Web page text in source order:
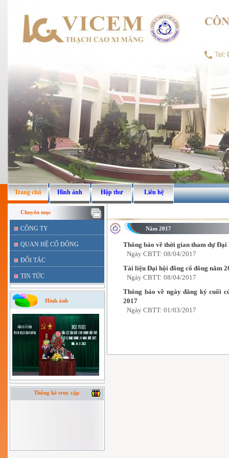
Trang chủ Hình ảnh Hộp thư Liên hệ
Chuyên mục
CÔNG TY
QUAN HỆ CỔ ĐÔNG
ĐỐI TÁC
TIN TỨC
Hình ảnh
Thống kê truy cập
Năm 2017
Thông báo về thời gian tham dự Đại
Ngày CBTT: 08/04/2017
Tài liệu Đại hội đồng cổ đông năm
Ngày CBTT: 08/04/2017
Thông báo về ngày đăng ký cuối
2017
Ngày CBTT: 01/03/2017